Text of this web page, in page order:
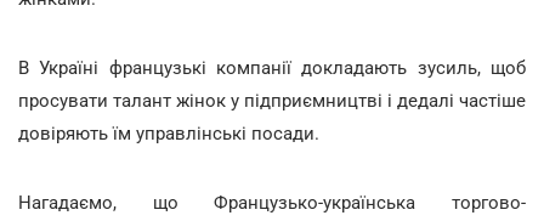
В Україні французькі компанії докладають зусиль, щоб
просувати талант жінок у підприємництві і дедалі частіше
довіряють їм управлінські посади.
Нагадаємо, що Французько-українська торгово-